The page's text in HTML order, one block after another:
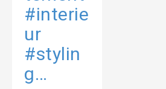
#interie
ur
#stylin
g…